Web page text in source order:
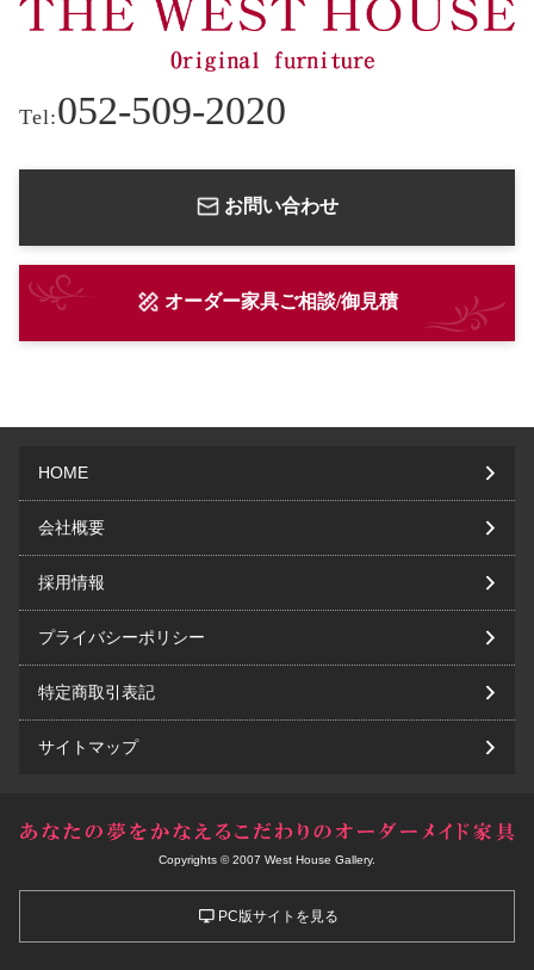
Tel:052-509-2020
お問い合わせ
オーダー家具ご相談/御見積
HOME
会社概要
採用情報
プライバシーポリシー
特定商取引表記
サイトマップ
Copyrights © 2007 West House Gallery.
PC版サイトを見る